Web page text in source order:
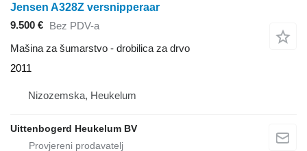
Jensen A328Z versnipperaar
9.500 € Bez PDV-a
Mašina za šumarstvo - drobilica za drvo
2011
Nizozemska, Heukelum
Uittenbogerd Heukelum BV